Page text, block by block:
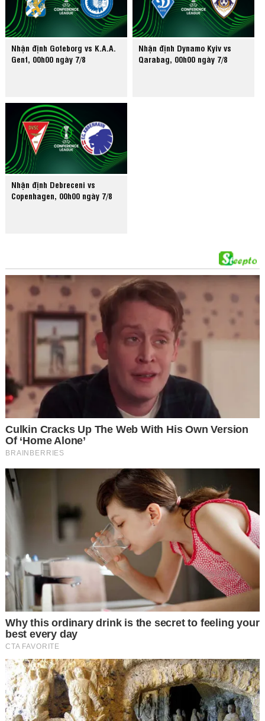
Nhận định Goteborg vs K.A.A.
Gent, 00h00 ngày 7/8
Nhận định Dynamo Kyiv vs
Qarabag, 00h00 ngày 7/8
Nhận định Debreceni vs
Copenhagen, 00h00 ngày 7/8